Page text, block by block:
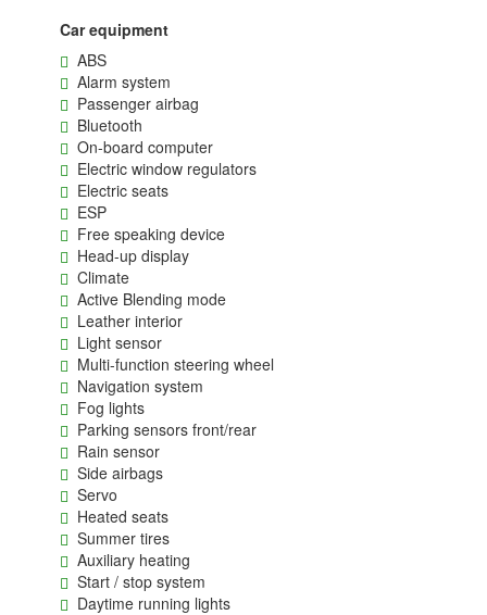
Car equipment
ABS
Alarm system
Passenger airbag
Bluetooth
On-board computer
Electric window regulators
Electric seats
ESP
Free speaking device
Head-up display
Climate
Active Blending mode
Leather interior
Light sensor
Multi-function steering wheel
Navigation system
Fog lights
Parking sensors front/rear
Rain sensor
Side airbags
Servo
Heated seats
Summer tires
Auxiliary heating
Start / stop system
Daytime running lights